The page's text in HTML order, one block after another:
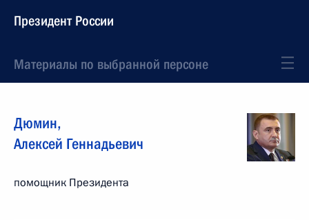
Президент России
Материалы по выбранной персоне
Дюмин,
Алексей Геннадьевич
помощник Президента